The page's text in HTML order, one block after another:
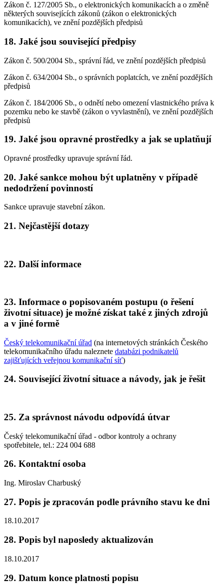
Zákon č. 127/2005 Sb., o elektronických komunikacích a o změně
některých souvisejících zákonů (zákon o elektronických
komunikacích), ve znění pozdějších předpisů
18. Jaké jsou související předpisy
Zákon č. 500/2004 Sb., správní řád, ve znění pozdějších předpisů
Zákon č. 634/2004 Sb., o správních poplatcích, ve znění pozdějších
předpisů
Zákon č. 184/2006 Sb., o odnětí nebo omezení vlastnického práva k
pozemku nebo ke stavbě (zákon o vyvlastnění), ve znění pozdějších
předpisů
19. Jaké jsou opravné prostředky a jak se uplatňují
Opravné prostředky upravuje správní řád.
20. Jaké sankce mohou být uplatněny v případě
nedodržení povinností
Sankce upravuje stavební zákon.
21. Nejčastější dotazy
22. Další informace
23. Informace o popisovaném postupu (o řešení
životní situace) je možné získat také z jiných zdrojů
a v jiné formě
Český telekomunikační úřad (na internetových stránkách Českého
telekomunikačního úřadu naleznete databázi podnikatelů
zajišťujících veřejnou komunikační síť)
24. Související životní situace a návody, jak je řešit
25. Za správnost návodu odpovídá útvar
Český telekomunikační úřad - odbor kontroly a ochrany
spotřebitele, tel.: 224 004 688
26. Kontaktní osoba
Ing. Miroslav Charbuský
27. Popis je zpracován podle právního stavu ke dni
18.10.2017
28. Popis byl naposledy aktualizován
18.10.2017
29. Datum konce platnosti popisu